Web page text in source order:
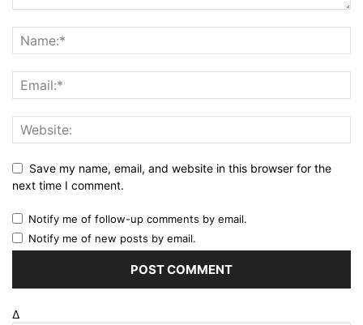
Save my name, email, and website in this browser for the
next time I comment.
Notify me of follow-up comments by email.
Notify me of new posts by email.
Δ